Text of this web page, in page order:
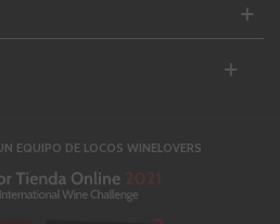
EQUIPO DE LOCOS WINELOVERS